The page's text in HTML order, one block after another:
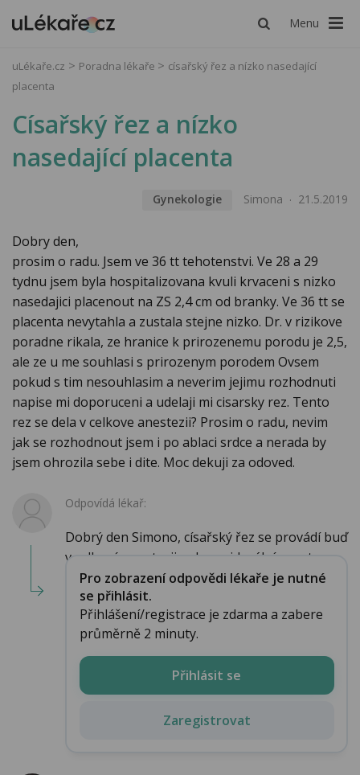
Menu
uLékaře.cz Poradna lékaře
císařský řez a nízko nasedající
placenta
Císařský řez a nízko
nasedající placenta
Gynekologie Simona 21.5.2019
Dobry den,
prosim o radu. Jsem ve 36 tt tehotenstvi. Ve 28 a 29
tydnu jsem byla hospitalizovana kvuli krvaceni s nizko
nasedajici placenout na ZS 2,4 cm od branky. Ve 36 tt se
placenta nevytahla a zustala stejne nizko. Dr. v rizikove
poradne rikala, ze hranice k prirozenemu porodu je 2,5,
ale ze u me souhlasi s prirozenym porodem Ovsem
pokud s tim nesouhlasim a neverim jejimu rozhodnuti
napise mi doporuceni a udelaji mi cisarsky rez. Tento
rez se dela v celkove anestezii? Prosim o radu, nevim
jak se rozhodnout jsem i po ablaci srdce a nerada by
jsem ohrozila sebe i dite. Moc dekuji za odoved.
Odpovídá lékař:
Dobrý den Simono, císařský řez se provádí buď
v celkové anestezii nebo epidurální anestez...
Pro zobrazení odpovědi lékaře je nutné
se přihlásit.
Přihlášení/registrace je zdarma a zabere
průměrně 2 minuty.
Přihlásit se
Zaregistrovat